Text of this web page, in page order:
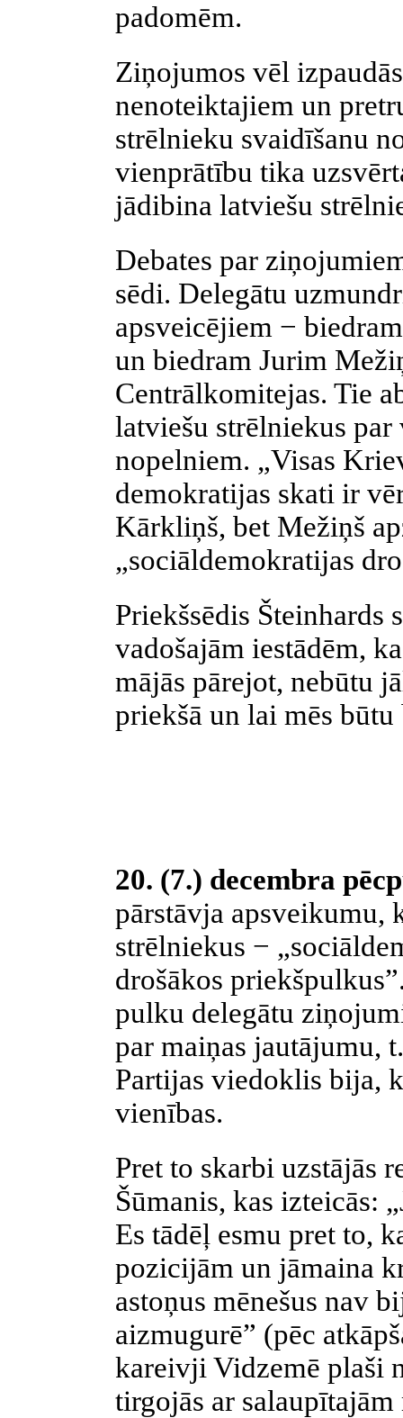
padomēm.
Ziņojumos vēl
nenoteiktajiem un
strēlnieku svaidīšanu
vienprātību tika
jādibina latviešu
Debates par
sēdi. Delegātu
apsveicējiem −
un biedram Jurim
Centrālkomitejas. Tie
latviešu strēlniekus
nopelniem. „Visas
demokratijas skati ir
Kārkliņš, bet Mežiņš
„sociāldemokratijas
Priekšsēdis Šteinhards
vadošajām iestādēm,
mājās pārejot, nebūtu
priekšā un lai mēs
20. (7.) decembra
pārstāvja apsveikumu,
strēlniekus −
drošākos
pulku delegātu
par maiņas jautājumu,
Partijas viedoklis bija,
vienības.
Pret to skarbi uzstājās
Šūmanis, kas izteicās:
Es tādēļ esmu pret to,
pozicijām un jāmaina
astoņus mēnešus nav
aizmugurē” (pēc
kareivji Vidzemē plaši
tirgojās ar